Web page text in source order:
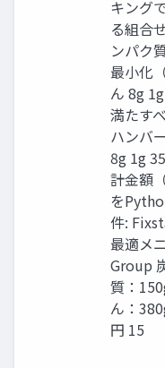
キング
る組合
ンパク
最小化
ん 8g
満たす
ハンバ
8g 1g
計金額
を
件:
最適メ
Group
質：
ん：
円 15